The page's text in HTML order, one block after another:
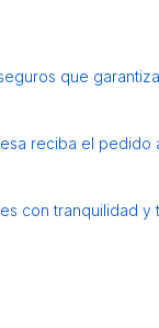
que
reciba el pedido
con tranquilidad y